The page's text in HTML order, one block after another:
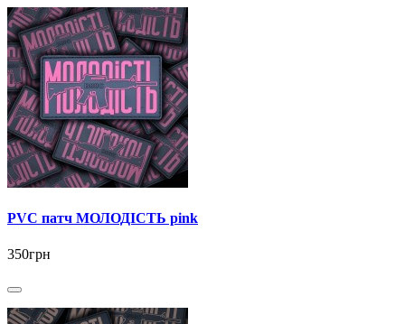
PVC патч МОЛОДІСТЬ pink
350грн